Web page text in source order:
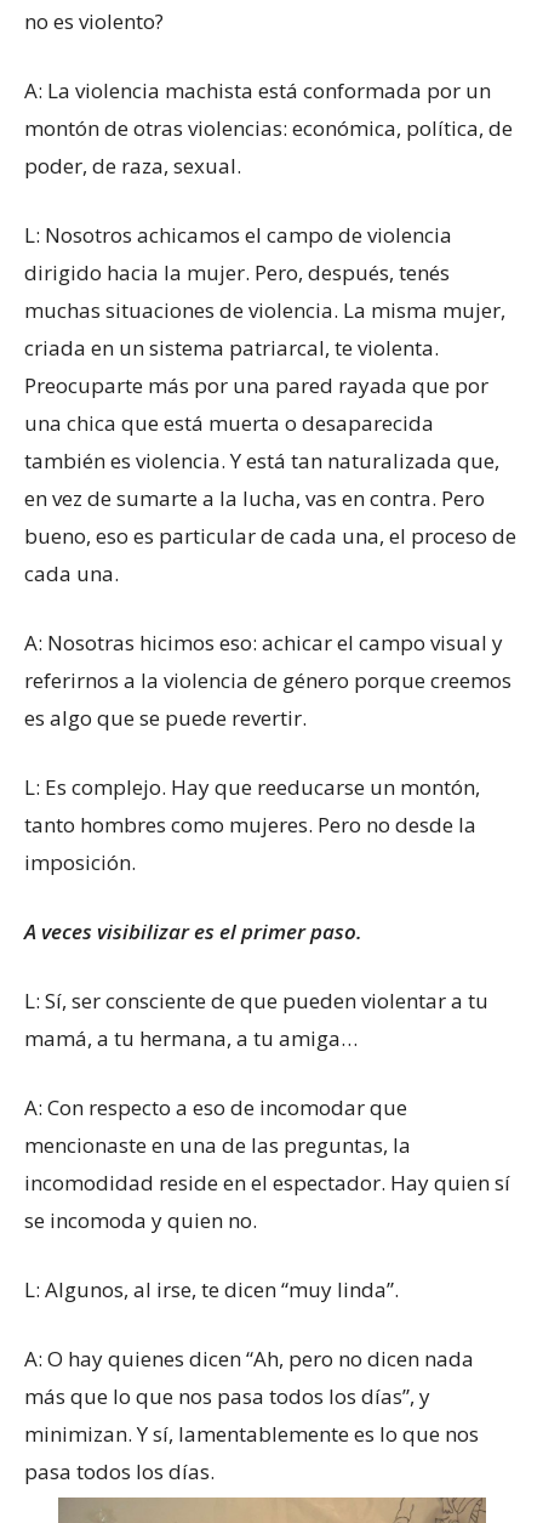
no es violento?
A: La violencia machista está conformada por un
montón de otras violencias: económica, política, de
poder, de raza, sexual.
L: Nosotros achicamos el campo de violencia
dirigido hacia la mujer. Pero, después, tenés
muchas situaciones de violencia. La misma mujer,
criada en un sistema patriarcal, te violenta.
Preocuparte más por una pared rayada que por
una chica que está muerta o desaparecida
también es violencia. Y está tan naturalizada que,
en vez de sumarte a la lucha, vas en contra. Pero
bueno, eso es particular de cada una, el proceso de
cada una.
A: Nosotras hicimos eso: achicar el campo visual y
referirnos a la violencia de género porque creemos
es algo que se puede revertir.
L: Es complejo. Hay que reeducarse un montón,
tanto hombres como mujeres. Pero no desde la
imposición.
A veces visibilizar es el primer paso.
L: Sí, ser consciente de que pueden violentar a tu
mamá, a tu hermana, a tu amiga…
A: Con respecto a eso de incomodar que
mencionaste en una de las preguntas, la
incomodidad reside en el espectador. Hay quien sí
se incomoda y quien no.
L: Algunos, al irse, te dicen “muy linda”.
A: O hay quienes dicen “Ah, pero no dicen nada
más que lo que nos pasa todos los días”, y
minimizan. Y sí, lamentablemente es lo que nos
pasa todos los días.